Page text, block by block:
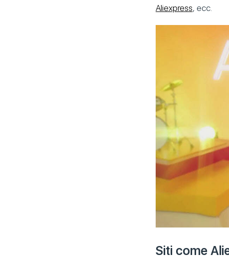
Aliexpress, ecc.
Siti come